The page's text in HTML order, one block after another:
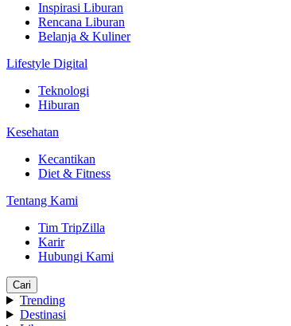
Inspirasi Liburan
Rencana Liburan
Belanja & Kuliner
Lifestyle Digital
Teknologi
Hiburan
Kesehatan
Kecantikan
Diet & Fitness
Tentang Kami
Tim TripZilla
Karir
Hubungi Kami
Cari
Trending
Destinasi